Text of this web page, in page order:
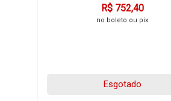
R$ 752,40
no boleto ou pix
Esgotado